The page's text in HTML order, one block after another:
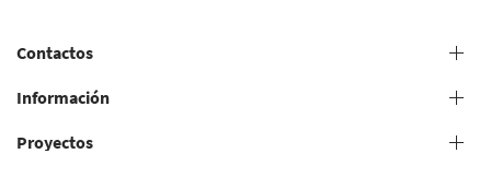
Contactos
+38 (073) 606 74 43 Peluquería canina
Información
Condiciones generales para la prestación de servicios de
Proyectos